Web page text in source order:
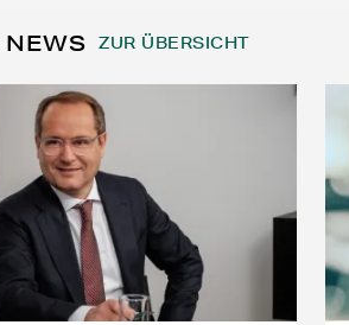
NEWS ZUR ÜBERSICHT